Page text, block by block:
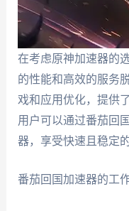
在考虑原神加速器的
的性能和高效的服务
戏和应用优化，提供
用户可以通过番茄回
器，享受快速且稳定
番茄回国加速器的工